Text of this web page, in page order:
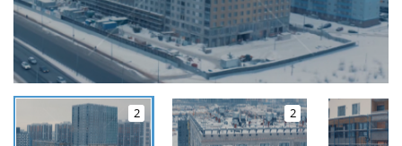
2 2